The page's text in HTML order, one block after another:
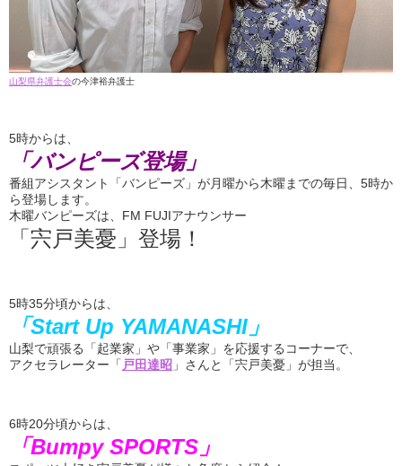
山梨県弁護士会の今津裕弁護士
5時からは、
「バンピーズ登場」
番組アシスタント「バンピーズ」が月曜から木曜までの毎日、5時か
ら登場します。
木曜バンピーズは、FM FUJIアナウンサー
「宍戸美憂」登場！
5時35分頃からは、
「Start Up YAMANASHI」
山梨で頑張る「起業家」や「事業家」を応援するコーナーで、
アクセラレーター「 戸田達昭 」さんと「宍戸美憂」が担当。
6時20分頃からは、
「Bumpy SPORTS」